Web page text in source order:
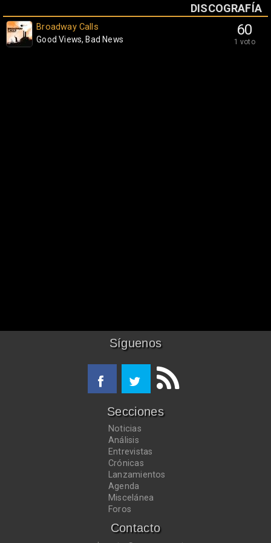
DISCOGRAFÍA
60
1 voto
Broadway Calls
Good Views, Bad News
Síguenos
Secciones
Noticias
Análisis
Entrevistas
Crónicas
Lanzamientos
Agenda
Miscelánea
Foros
Contacto